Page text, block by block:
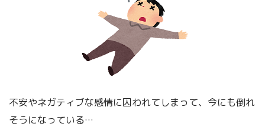
中には、「これ違うんじゃないの？」という箇所もあるかと思います。
そのような場合は、温かい目でお見逃しくださいますよう、よろしくお願い
不安やネガティブな感情に囚われてしまって、今にも倒れ
そうになっている…